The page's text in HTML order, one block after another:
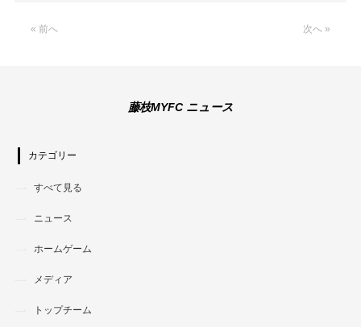
« 前へ 次へ »
藤枝MYFC ニュース
カテゴリー
すべて見る
ニュース
ホームゲーム
メディア
トップチーム